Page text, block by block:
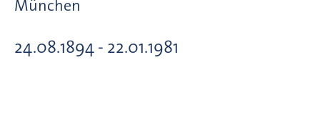
München
24.08.1894 - 22.01.1981